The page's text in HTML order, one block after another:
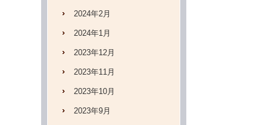
2024年2月
2024年1月
2023年12月
2023年11月
2023年10月
2023年9月